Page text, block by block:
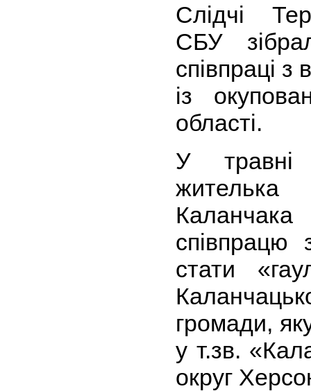
Слідчі
СБУ
співпраці з
із
області.
У травні
жителька
співпрацю
стати
громади,
у т.зв.
округ